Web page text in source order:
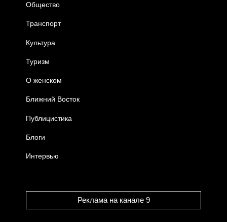
Общество
Транспорт
Культура
Туризм
О женском
Ближний Восток
Публицистика
Блоги
Интервью
Реклама на канале 9